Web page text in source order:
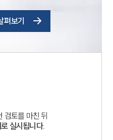
보기
검토를 마친 뒤
실시됩니다.